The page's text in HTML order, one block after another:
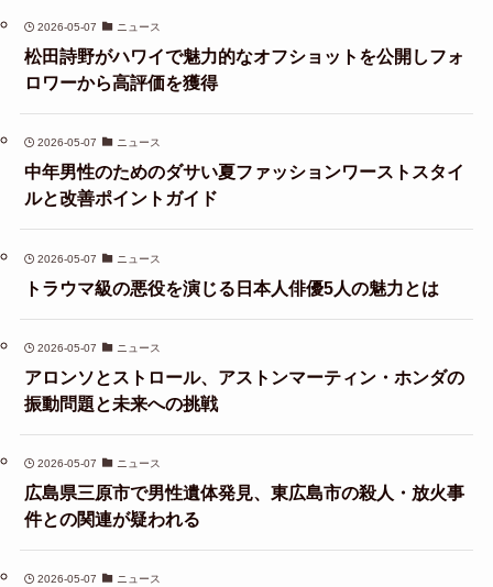
2026-05-07 ニュース
松田詩野がハワイで魅力的なオフショットを公開しフォ
ロワーから高評価を獲得
2026-05-07 ニュース
中年男性のためのダサい夏ファッションワーストスタイ
ルと改善ポイントガイド
2026-05-07 ニュース
トラウマ級の悪役を演じる日本人俳優5人の魅力とは
2026-05-07 ニュース
アロンソとストロール、アストンマーティン・ホンダの
振動問題と未来への挑戦
2026-05-07 ニュース
広島県三原市で男性遺体発見、東広島市の殺人・放火事
件との関連が疑われる
2026-05-07 ニュース